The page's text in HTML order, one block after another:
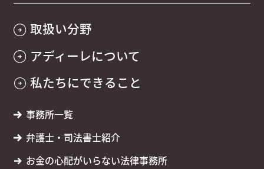
取扱い分野
アディーレについて
私たちにできること
事務所一覧
弁護士・司法書士紹介
お金の心配がいらない法律事務所